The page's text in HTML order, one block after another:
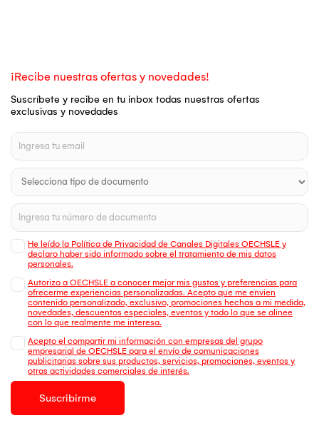
¡Recibe nuestras ofertas y novedades!
Suscríbete y recibe en tu inbox todas nuestras ofertas
exclusivas y novedades
He leído la Política de Privacidad de Canales Digitales OECHSLE y
declaro haber sido informado sobre el tratamiento de mis datos
personales.
Autorizo a OECHSLE a conocer mejor mis gustos y preferencias para
ofrecerme experiencias personalizadas. Acepto que me envien
contenido personalizado, exclusivo, promociones hechas a mi medida,
novedades, descuentos especiales, eventos y todo lo que se alinee
con lo que realmente me interesa.
Acepto el compartir mi información con empresas del grupo
empresarial de OECHSLE para el envío de comunicaciones
publicitarias sobre sus productos, servicios, promociones, eventos y
otras actividades comerciales de interés.
Suscribirme